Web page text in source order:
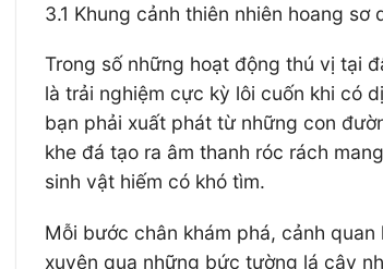
3.1 Khung cảnh thiên nhiên hoang
Trong số những hoạt động thú vị tại
là trải nghiệm cực kỳ lôi cuốn khi có
bạn phải xuất phát từ những con
khe đá tạo ra âm thanh róc rách
sinh vật hiếm có khó tìm.
Mỗi bước chân khám phá, cảnh
xuyên qua những bức tường lá cây